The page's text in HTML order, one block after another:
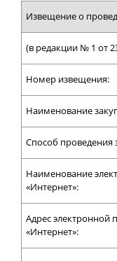
Извещение о
(в редакции № 1 от
Номер извещения:
Наименование
Способ проведения
Наименование
«Интернет»:
Адрес
«Интернет»: